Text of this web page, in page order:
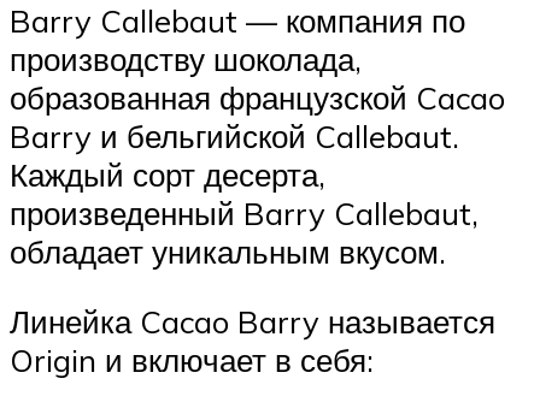
Barry Callebaut — компания по
производству шоколада,
образованная французской Cacao
Barry и бельгийской Callebaut.
Каждый сорт десерта,
произведенный Barry Callebaut,
обладает уникальным вкусом.
Линейка Cacao Barry называется
Origin и включает в себя: